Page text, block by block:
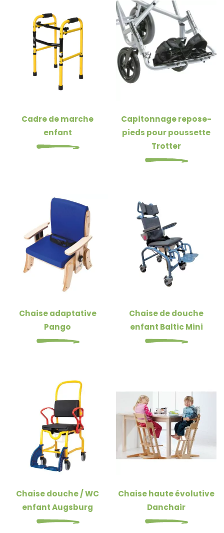
Cadre de marche
enfant
Capitonnage repose-
pieds pour poussette
Trotter
Chaise adaptative
Pango
Chaise de douche
enfant Baltic Mini
Chaise douche / WC
enfant Augsburg
Chaise haute évolutive
Danchair